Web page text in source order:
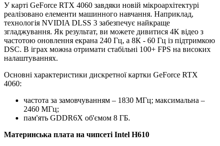
У карті GeForce RTX 4060 завдяки новій мікроархітектурі
реалізовано елементи машинного навчання. Наприклад,
технологія NVIDIA DLSS 3 забезпечує найкраще
згладжування. Як результат, ви можете дивитися 4К відео з
частотою оновлення екрана 240 Гц, а 8К - 60 Гц із підтримкою
DSC. В іграх можна отримати стабільні 100+ FPS на високих
налаштуваннях.
Основні характеристики дискретної картки GeForce RTX
4060:
частота за замовчуванням – 1830 МГц; максимальна –
2460 МГц;
пам'ять GDDR6X об'ємом 8 ГБ.
Материнська плата на чипсеті Intel H610